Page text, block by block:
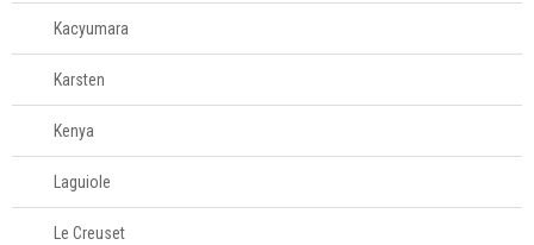
Kacyumara
Karsten
Kenya
Laguiole
Le Creuset